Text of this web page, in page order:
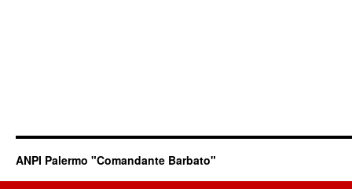
ANPI Palermo "Comandante Barbato"